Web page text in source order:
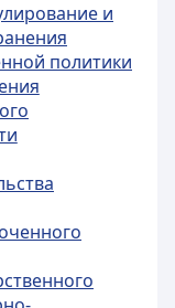
и
политики